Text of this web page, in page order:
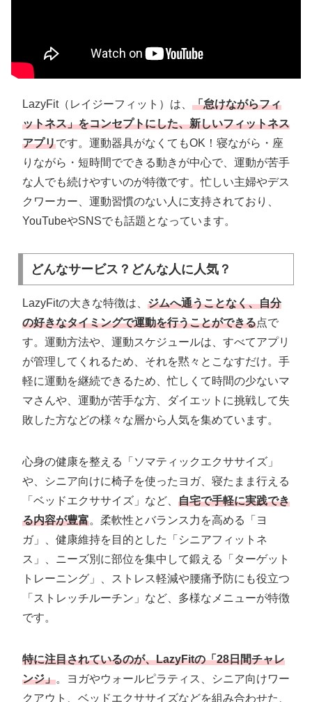
LazyFitの始め方と注意点
LazyFit（レイジーフィット）は、 「怠けながらフィ
ットネス」をコンセプトにした、新しいフィットネス
アプリです。運動器具がなくてもOK！寝ながら・座
りながら・短時間でできる動きが中心で、運動が苦手
な人でも続けやすいのが特徴です。忙しい主婦やデス
クワーカー、運動習慣のない人に支持されており、
YouTubeやSNSでも話題となっています。
どんなサービス？どんな人に人気？
LazyFitの大きな特徴は、 ジムへ通うことなく、自分
の好きなタイミングで運動を行うことができる点で
す。運動方法や、運動スケジュールは、すべてアプリ
が管理してくれるため、それを黙々とこなすだけ。手
軽に運動を継続できるため、忙しくて時間の少ないマ
マさんや、運動が苦手な方、ダイエットに挑戦して失
敗した方などの様々な層から人気を集めています。
心身の健康を整える「ソマティックエクササイズ」
や、シニア向けに椅子を使ったヨガ、寝たまま行える
「ベッドエクササイズ」など、 自宅で手軽に実践でき
る内容が豊富。柔軟性とバランス力を高める「ヨ
ガ」、健康維持を目的とした「シニアフィットネ
ス」、ニーズ別に部位を集中して鍛える「ターゲット
トレーニング」、ストレス軽減や腰痛予防にも役立つ
「ストレッチルーチン」など、多様なメニューが特徴
です。
特に注目されているのが、LazyFitの「28日間チャレ
ンジ」。ヨガやウォールピラティス、シニア向けワー
クアウト、ベッドエクササイズなどを組み合わせた、